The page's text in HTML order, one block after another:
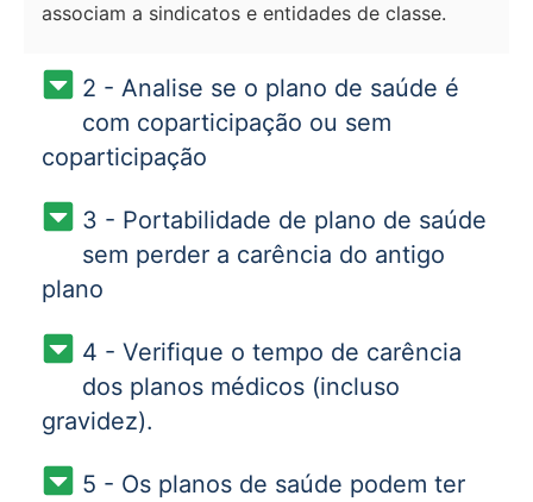
associam a sindicatos e entidades de classe.
2 - Analise se o plano de saúde é
com coparticipação ou sem
coparticipação
3 - Portabilidade de plano de saúde
sem perder a carência do antigo
plano
4 - Verifique o tempo de carência
dos planos médicos (incluso
gravidez).
5 - Os planos de saúde podem ter